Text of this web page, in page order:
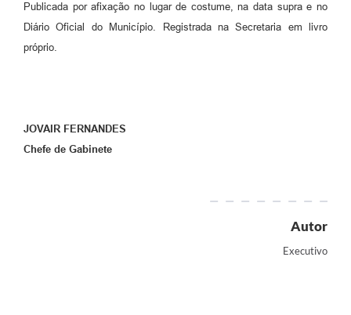
Publicada por afixação no lugar de costume, na data supra e no
Diário Oficial do Município. Registrada na Secretaria em livro
próprio.
JOVAIR FERNANDES
Chefe de Gabinete
Autor
Executivo